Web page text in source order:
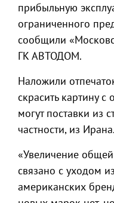
прибыльную
ограниченного
сообщили
ГК АВТОДОМ.
Наложили
скрасить картину
могут поставки из
частности, из Ирана.
«Увеличение
связано с уходом
американских